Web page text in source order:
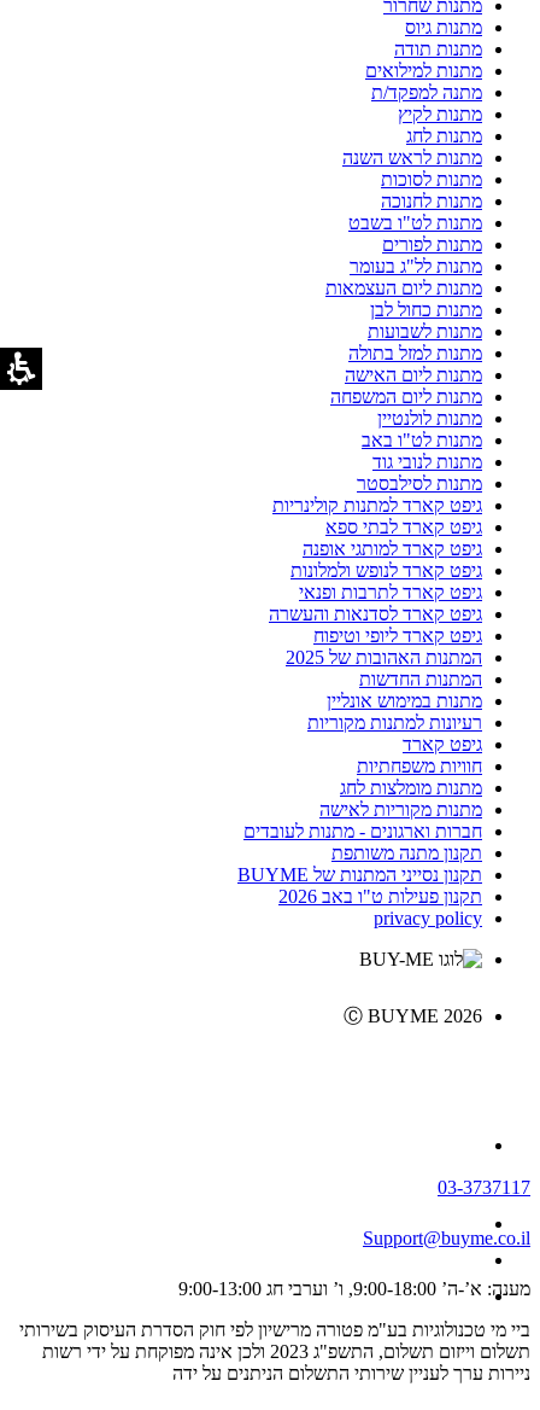
מתנות שחרור
מתנות גיוס
מתנות תודה
מתנות למילואים
מתנה למפקד/ת
מתנות לקיץ
מתנות לחג
מתנות לראש השנה
מתנות לסוכות
מתנות לחנוכה
מתנות לט"ו בשבט
מתנות לפורים
מתנות לל"ג בעומר
מתנות ליום העצמאות
מתנות כחול לבן
מתנות לשבועות
מתנות למזל בתולה
מתנות ליום האישה
מתנות ליום המשפחה
מתנות לולנטיין
מתנות לט"ו באב
מתנות לנובי גוד
מתנות לסילבסטר
גיפט קארד למתנות קולינריות
גיפט קארד לבתי ספא
גיפט קארד למותגי אופנה
גיפט קארד לנופש ולמלונות
גיפט קארד לתרבות ופנאי
גיפט קארד לסדנאות והעשרה
גיפט קארד ליופי וטיפוח
המתנות האהובות של 2025
המתנות החדשות
מתנות במימוש אונליין
רעיונות למתנות מקוריות
גיפט קארד
חוויות משפחתיות
מתנות מומלצות לחג
מתנות מקוריות לאישה
חברות וארגונים - מתנות לעובדים
תקנון מתנה משותפת
תקנון נסייני המתנות של BUYME
תקנון פעילות ט"ו באב 2026
privacy policy
Ⓒ BUYME 2026
03-3737117
Support@buyme.co.il
מענה: א’-ה’ 9:00-18:00, ו’ וערבי חג 9:00-13:00
ביי מי טכנולוגיות בע"מ פטורה מרישיון לפי חוק הסדרת העיסוק בשירותי
תשלום וייזום תשלום, התשפ"ג 2023 ולכן אינה מפוקחת על ידי רשות
ניירות ערך לעניין שירותי התשלום הניתנים על ידה